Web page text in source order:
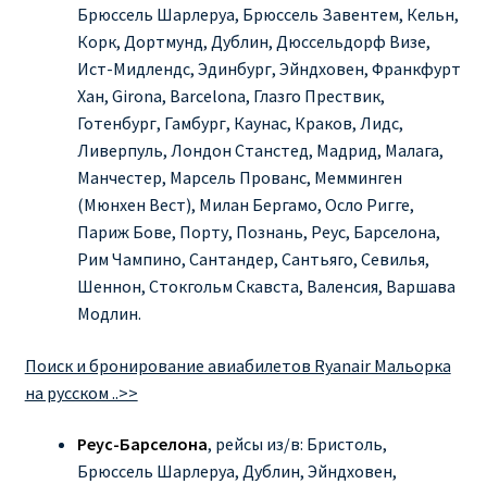
Брюссель Шарлеруа, Брюссель Завентем, Кельн,
Корк, Дортмунд, Дублин, Дюссельдорф Визе,
Ист-Мидлендс, Эдинбург, Эйндховен, Франкфурт
Хан, Girona, Barcelona, Глазго Прествик,
Готенбург, Гамбург, Каунас, Краков, Лидс,
Ливерпуль, Лондон Станстед, Мадрид, Малага,
Манчестер, Марсель Прованс, Мемминген
(Мюнхен Вест), Милан Бергамо, Осло Ригге,
Париж Бове, Порту, Познань, Реус, Барселона,
Рим Чампино, Сантандер, Сантьяго, Севилья,
Шеннон, Стокгольм Скавста, Валенсия, Варшава
Модлин.
Поиск и бронирование авиабилетов Ryanair Мальорка
на русском ..>>
Реус-Барселона, рейсы из/в: Бристоль,
Брюссель Шарлеруа, Дублин, Эйндховен,